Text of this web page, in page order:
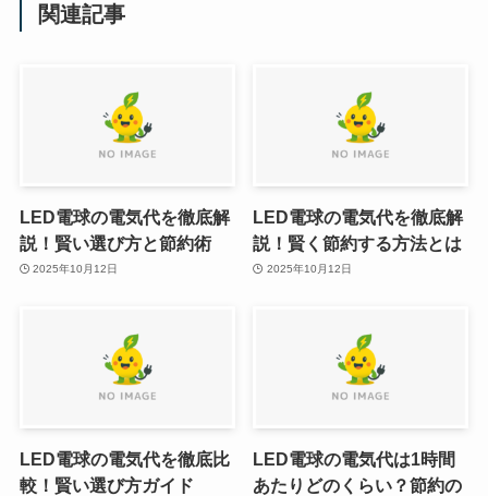
関連記事
LED電球の電気代を徹底解
説！賢い選び方と節約術
2025年10月12日
LED電球の電気代を徹底解
説！賢く節約する方法とは
2025年10月12日
LED電球の電気代を徹底比
較！賢い選び方ガイド
LED電球の電気代は1時間
あたりどのくらい？節約の